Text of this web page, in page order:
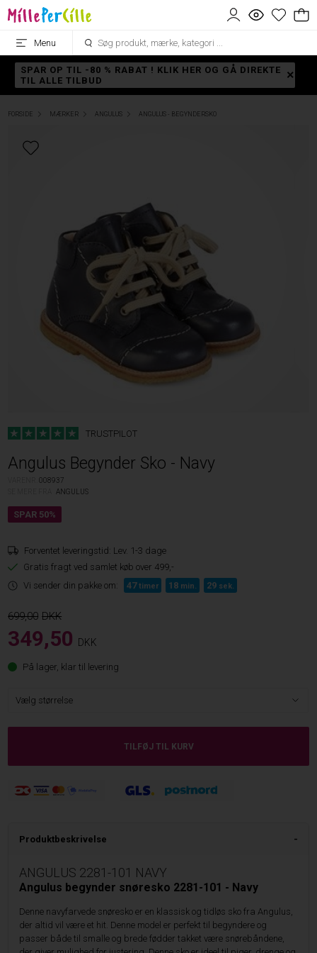
Menu
SPAR OP TIL -80 % RABAT ! KLIK HER OG GÅ DIREKTE
TIL ALLE TILBUD
FORSIDE MÆRKER ANGULUS ANGULUS - BEGYNDERSKO
TRUSTPILOT
Angulus Begynder Sko - Navy
VARENR.008937
ANGULUS
Forventet leveringstid: Lev. 1-3 dage
Gratis fragt ved samlet køb over 499,-
Vi sender din pakke om:
47 timer 18 min. 29 sek.
699,00
349,50 DKK
På lager, klar til levering
Produktbeskrivelse
ANGULUS 2281-101 NAVY
Angulus begynder snøresko 2281-101 - Navy
Denne navyfarvede snøresko er en klassisk og tidløs sko fra Angulus,
der altid vil være et hit. Denne model er perfekt til begyndere og
passer både til smalle og brede fødder takket være snørebåndene,